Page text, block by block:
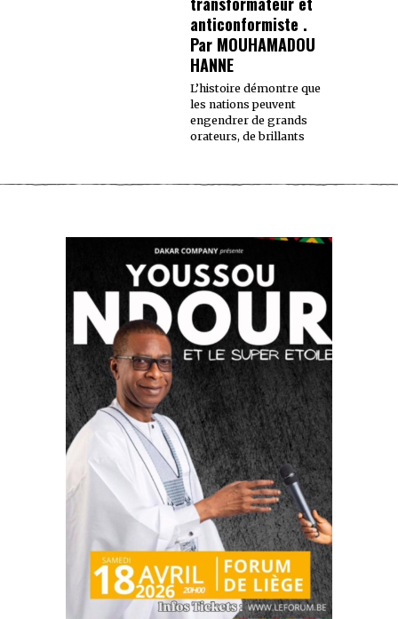
anticonformiste .
Par MOUHAMADOU
HANNE
L’histoire démontre que
les nations peuvent
engendrer de grands
orateurs, de brillants